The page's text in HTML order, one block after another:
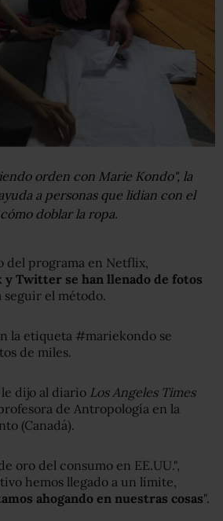
orden con Marie Kondo", la
a personas que lidian con el
doblar la ropa.
del programa en Netflix,
y Twitter se han llenado de fotos
el método.
la etiqueta #mariekondo se
de miles.
dijo al diario Los Angeles Times
de Antropología en la
(Canadá).
oro del consumo en EE.UU.",
hemos llegado a un límite,
ahogando en nuestras cosas".